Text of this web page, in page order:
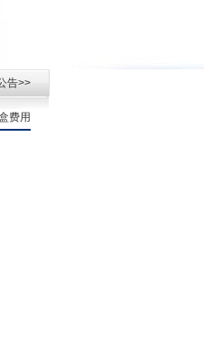
告>>
费用